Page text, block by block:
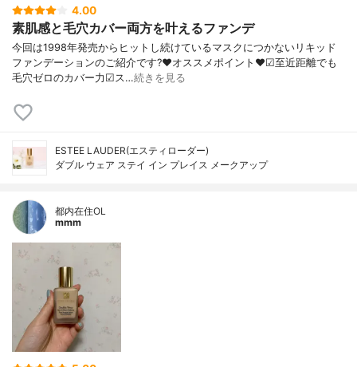
4.00
素肌感と毛穴カバー両方を叶えるファンデ
今回は1998年発売からヒットし続けているマスクにつかないリキッド
ファンデーションのご紹介です?❤︎オススメポイント❤︎☑︎至近距離でも
毛穴ゼロのカバー力☑︎ス…続きを見る
ESTEE LAUDER(エスティローダー)
ダブル ウェア ステイ イン プレイス メークアップ
都内在住OL
mmm